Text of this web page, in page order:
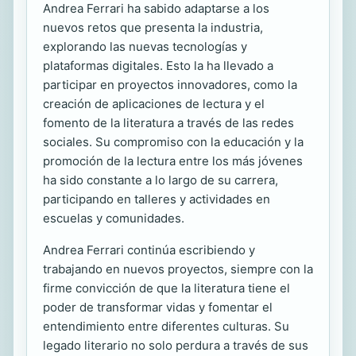
Andrea Ferrari ha sabido adaptarse a los
nuevos retos que presenta la industria,
explorando las nuevas tecnologías y
plataformas digitales. Esto la ha llevado a
participar en proyectos innovadores, como la
creación de aplicaciones de lectura y el
fomento de la literatura a través de las redes
sociales. Su compromiso con la educación y la
promoción de la lectura entre los más jóvenes
ha sido constante a lo largo de su carrera,
participando en talleres y actividades en
escuelas y comunidades.
Andrea Ferrari continúa escribiendo y
trabajando en nuevos proyectos, siempre con la
firme convicción de que la literatura tiene el
poder de transformar vidas y fomentar el
entendimiento entre diferentes culturas. Su
legado literario no solo perdura a través de sus